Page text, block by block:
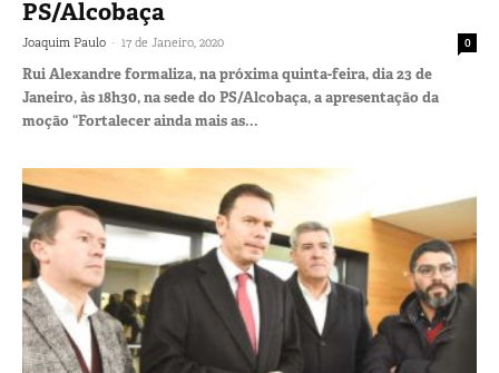
PS/Alcobaça
Joaquim Paulo - 17 de Janeiro, 2020 0
Rui Alexandre formaliza, na próxima quinta-feira, dia 23 de
Janeiro, às 18h30, na sede do PS/Alcobaça, a apresentação da
moção “Fortalecer ainda mais as...